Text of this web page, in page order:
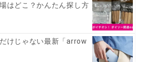
はどこ？かんたん探し方
けじゃない最新「arrow